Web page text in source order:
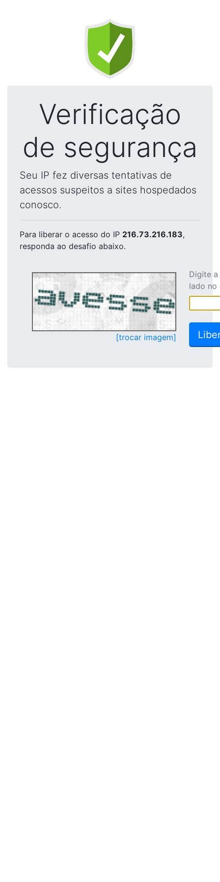
Verificação
de segurança
Seu IP fez diversas tentativas de
acessos suspeitos a sites hospedados
conosco.
Para liberar o acesso do IP 216.73.216.183,
responda ao desafio abaixo.
[trocar imagem]
Digite
lado no